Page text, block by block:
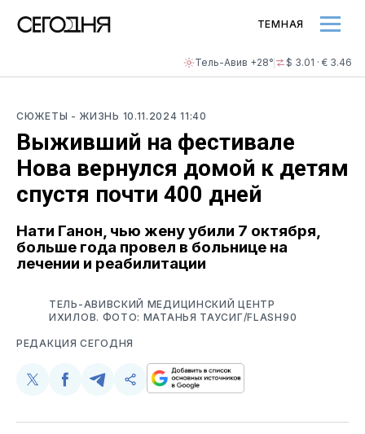
Тель-Авив +28° $ 3.01 · € 3.46
ТЕМНАЯ
СЮЖЕТЫ - ЖИЗНЬ 10.11.2024 11:40
Выживший на фестивале
Нова вернулся домой к детям
спустя почти 400 дней
Нати Ганон, чью жену убили 7 октября,
больше года провел в больнице на
лечении и реабилитации
ТЕЛЬ-АВИВСКИЙ МЕДИЦИНСКИЙ ЦЕНТР
ИХИЛОВ. ФОТО: МАТАНЬЯ ТАУСИГ/FLASH90
РЕДАКЦИЯ СЕГОДНЯ
Поделиться
Twitter
Поделиться
Facebook
Поделиться
Telegram
Скопируйте
поделитесь